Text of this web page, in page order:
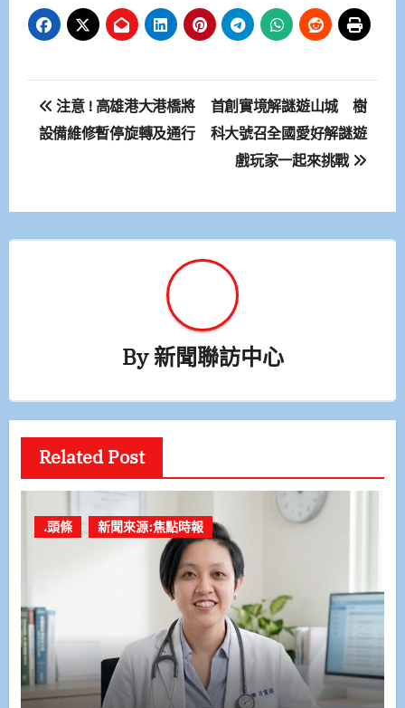
文
章
覽
注意 ! 高雄港大港橋將
設備維修暫停旋轉及通行
首創實境解謎遊山城 樹
科大號召全國愛好解謎遊
戲玩家一起來挑戰
By新聞聯訪中心
Related Post
.頭條 新聞來源:焦點時報